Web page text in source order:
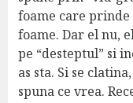
foame care
foame. Dar el nu,
pe “desteptul” si
as sta. Si se
spuna ce vrea.